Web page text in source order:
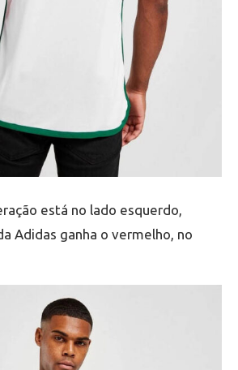
está no lado esquerdo,
Adidas ganha o vermelho, no